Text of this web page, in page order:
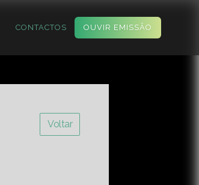
CONTACTOS OUVIR EMISSÃO
Voltar